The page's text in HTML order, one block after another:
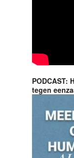
PODCAST:
tegen